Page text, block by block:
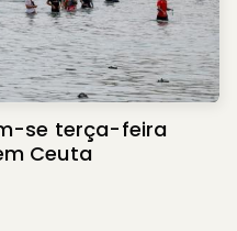
se terça-feira
Ceuta